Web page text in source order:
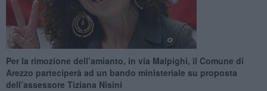
Per la rimozione dell’amianto, in via Malpighi, il Comune di
Arezzo parteciperà ad un bando ministeriale su proposta
dell’assessore Tiziana Nisini